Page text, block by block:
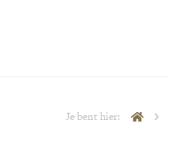
Je bent hier: